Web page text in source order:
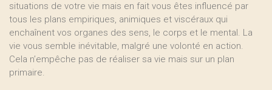
situations de votre vie mais en fait vous êtes influencé par
tous les plans empiriques, animiques et viscéraux qui
enchaînent vos organes des sens, le corps et le mental. La
vie vous semble inévitable, malgré une volonté en action.
Cela n’empêche pas de réaliser sa vie mais sur un plan
primaire.